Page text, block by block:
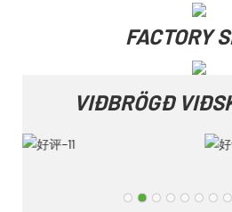
FACTORY
VIÐBRÖGÐ